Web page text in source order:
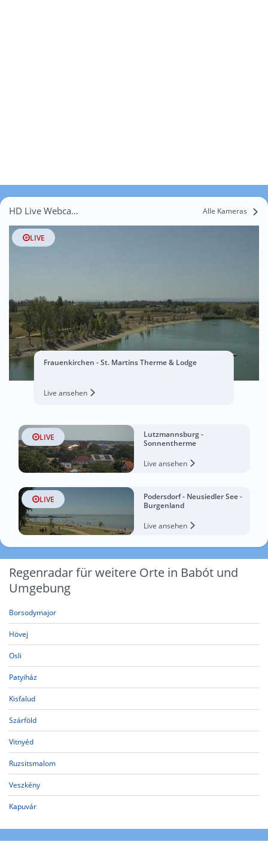
HD Live Webcams Babót Alle Kameras
LIVE
Frauenkirchen - St. Martins Therme & Lodge
Live ansehen
LIVE
Lutzmannsburg -
Sonnentherme
Live ansehen
LIVE
Podersdorf - Neusiedler See -
Burgenland
Live ansehen
Regenradar für weitere Orte in Babót und
Umgebung
Borsodymajor
Hövej
Osli
Patyiház
Kisfalud
Szárföld
Vitnyéd
Ruzsitsmalom
Veszkény
Kapuvár